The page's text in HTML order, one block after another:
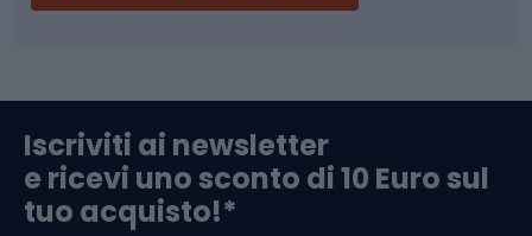
Abbigliamento da escursionismo
Componenti per biciclette
Arrampicata
Iscriviti ai newsletter
e ricevi uno sconto di 10 Euro sul
tuo acquisto!*